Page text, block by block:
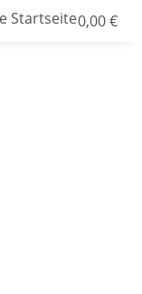
0,00 €